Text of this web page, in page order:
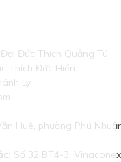
Đại Đức Thích Quảng Tú
Thích Đức Hiển
Ly
Huê, phường Phú
Số 32 BT4-3,